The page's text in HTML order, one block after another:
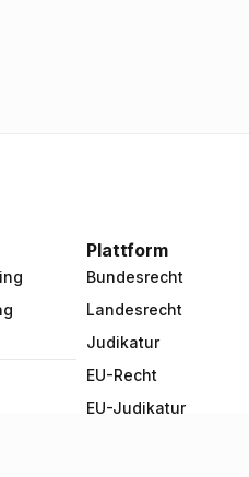
Plattform
Bundesrecht
Landesrecht
Judikatur
EU-Recht
EU-Judikatur